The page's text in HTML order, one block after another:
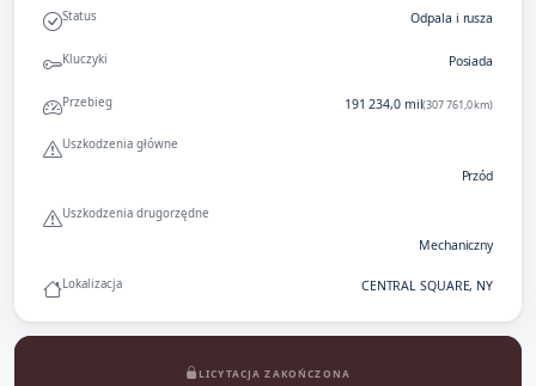
Status Odpala i rusza
Kluczyki Posiada
Przebieg 191 234,0 mil(307 761,0 km)
Uszkodzenia główne
Przód
Uszkodzenia drugorzędne
Mechaniczny
Lokalizacja CENTRAL SQUARE, NY
LICYTACJA ZAKOŃCZONA